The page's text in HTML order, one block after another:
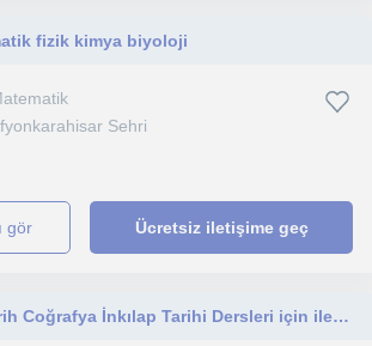
fizik kimya biyoloji
Sehri
gör Ücretsiz iletişime geç
Sosyal Bilgiler Tarih Coğrafya İnkılap Tarihi Dersleri için iletişime geçebilirsiniz